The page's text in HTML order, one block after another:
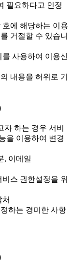
필요하다고 인정
에 해당하는 이용
거절할 수 있습니
사용하여 이용신
내용을 허위로 기
하는 경우 서비
을 이용하여 변경
, 이메일
스 권한설정을 위
하는 경미한 사항